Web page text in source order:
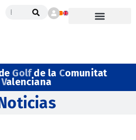
Golfde la Comunitat
Valenciana